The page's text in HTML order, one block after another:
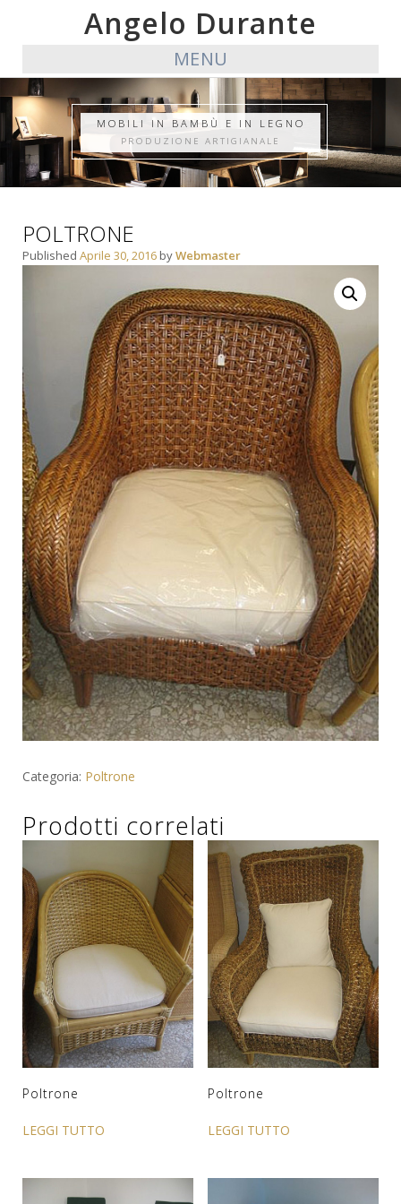
Angelo Durante
MENU
MOBILI IN BAMBÙ E IN LEGNO
PRODUZIONE ARTIGIANALE
POLTRONE
Published Aprile 30, 2016 byWebmaster
Categoria: Poltrone
Prodotti correlati
Poltrone
LEGGI TUTTO
Poltrone
LEGGI TUTTO